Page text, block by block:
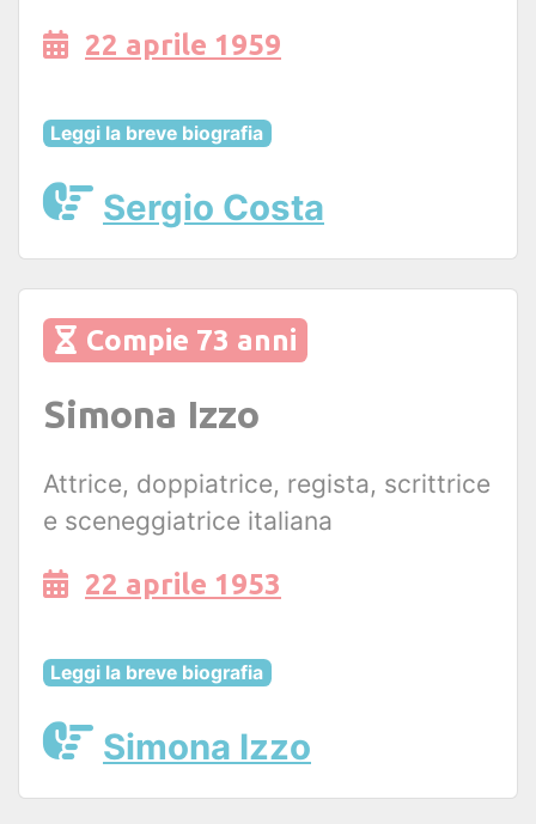
22 aprile 1959
Leggi la breve biografia
Sergio Costa
Compie 73 anni
Simona Izzo
Attrice, doppiatrice, regista, scrittrice
e sceneggiatrice italiana
22 aprile 1953
Leggi la breve biografia
Simona Izzo